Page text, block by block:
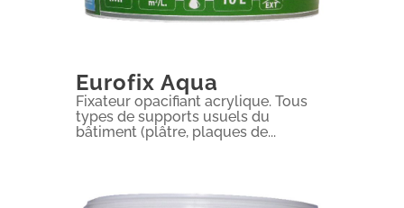
Eurofix Aqua
Fixateur opacifiant acrylique. Tous
types de supports usuels du
bâtiment (plâtre, plaques de...